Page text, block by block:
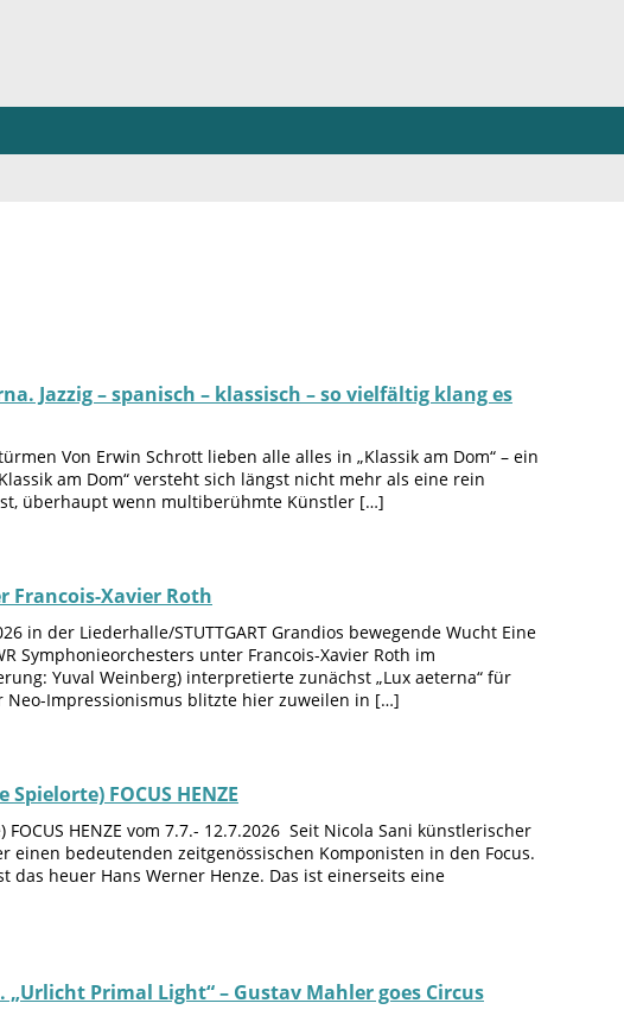
Jazzig – spanisch – klassisch – so vielfältig klang es
Von Erwin Schrott lieben alle alles in „Klassik am Dom“ – ein
am Dom“ versteht sich längst nicht mehr als eine rein
überhaupt wenn multiberühmte Künstler […]
Francois-Xavier Roth
in der Liederhalle/STUTTGART Grandios bewegende Wucht Eine
Symphonieorchesters unter Francois-Xavier Roth im
Yuval Weinberg) interpretierte zunächst „Lux aeterna“ für
Neo-Impressionismus blitzte hier zuweilen in […]
Spielorte) FOCUS HENZE
FOCUS HENZE vom 7.7.- 12.7.2026 Seit Nicola Sani künstlerischer
bedeutenden zeitgenössischen Komponisten in den Focus.
das heuer Hans Werner Henze. Das ist einerseits eine
Primal Light“ – Gustav Mahler goes Circus